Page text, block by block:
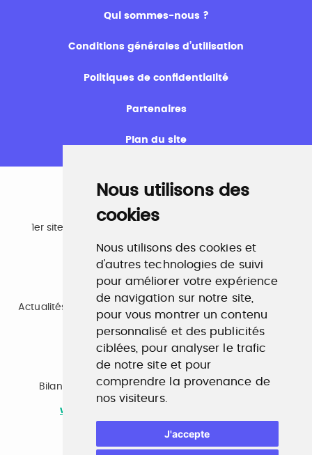
Nous utilisons des
cookies
Nous utilisons des cookies et
d'autres technologies de suivi
pour améliorer votre expérience
de navigation sur notre site,
pour vous montrer un contenu
personnalisé et des publicités
ciblées, pour analyser le trafic
de notre site et pour
comprendre la provenance de
nos visiteurs.
J'accepte
Qui sommes-nous ?
Conditions générales d’utilisation
Politiques de confidentialité
Partenaires
Plan du site
Emploi
1er site emploi du secteur culturel 784.000 visites et
www.profilculture.com
Formation
Actualités, guide et annuaire des formations aux métiers
de la culture.
www.profilculture-formation.com
Accompagnement professionnel
Bilan de compétences, coaching, techniques de
recherche d'emploi, entretien conseil.
www.profilculture-competences.com